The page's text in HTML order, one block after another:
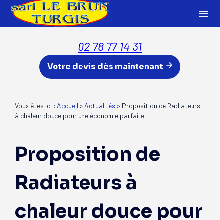
menu
02 78 77 14 31
Votre devis dès maintenant
Vous êtes ici : Accueil > Actualités > Proposition de Radiateurs
à chaleur douce pour une économie parfaite
Proposition de
Radiateurs à
chaleur douce pour
Panneau de gestion des cookies